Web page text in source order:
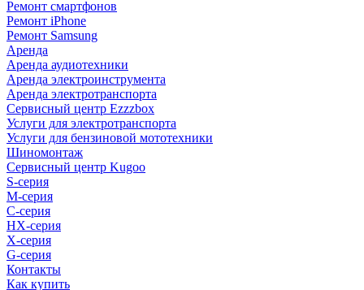
Ремонт смартфонов
Ремонт iPhone
Ремонт Samsung
Аренда
Аренда аудиотехники
Аренда электроинструмента
Аренда электротранспорта
Сервисный центр Ezzzbox
Услуги для электротранспорта
Услуги для бензиновой мототехники
Шиномонтаж
Сервисный центр Kugoo
S-cерия
M-серия
С-серия
HX-серия
X-серия
G-серия
Контакты
Как купить